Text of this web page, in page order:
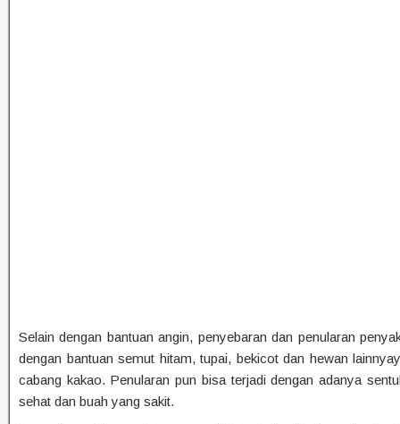
Selain dengan bantuan angin, penyebaran dan penularan
dengan bantuan semut hitam, tupai, bekicot dan hewan
cabang kakao. Penularan pun bisa terjadi dengan adanya
sehat dan buah yang sakit.